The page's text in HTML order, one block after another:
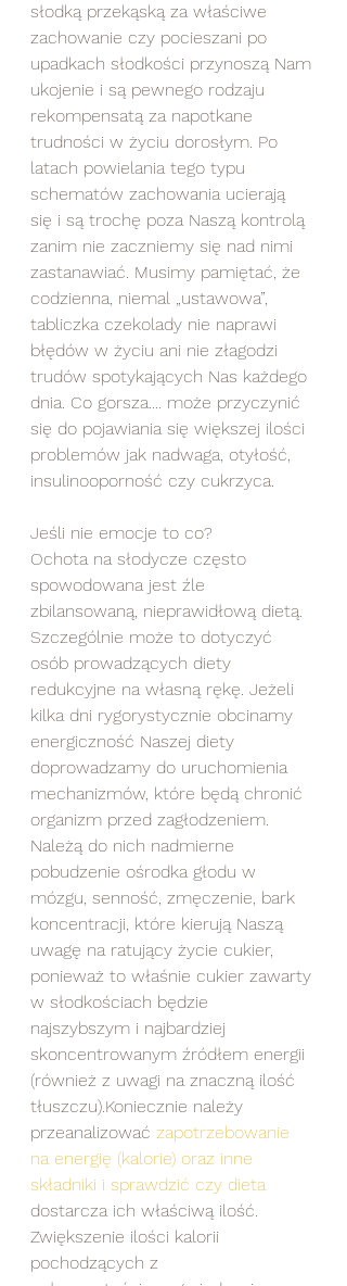
słodką przekąską za właściwe
zachowanie czy pocieszani po
upadkach słodkości przynoszą Nam
ukojenie i są pewnego rodzaju
rekompensatą za napotkane
trudności w życiu dorosłym. Po
latach powielania tego typu
schematów zachowania ucierają
się i są trochę poza Naszą kontrolą
zanim nie zaczniemy się nad nimi
zastanawiać. Musimy pamiętać, że
codzienna, niemal „ustawowa”,
tabliczka czekolady nie naprawi
błędów w życiu ani nie złagodzi
trudów spotykających Nas każdego
dnia. Co gorsza.... może przyczynić
się do pojawiania się większej ilości
problemów jak nadwaga, otyłość,
insulinooporność czy cukrzyca.
Jeśli nie emocje to co?
Ochota na słodycze często
spowodowana jest źle
zbilansowaną, nieprawidłową dietą.
Szczególnie może to dotyczyć
osób prowadzących diety
redukcyjne na własną rękę. Jeżeli
kilka dni rygorystycznie obcinamy
energiczność Naszej diety
doprowadzamy do uruchomienia
mechanizmów, które będą chronić
organizm przed zagłodzeniem.
Należą do nich nadmierne
pobudzenie ośrodka głodu w
mózgu, senność, zmęczenie, bark
koncentracji, które kierują Naszą
uwagę na ratujący życie cukier,
ponieważ to właśnie cukier zawarty
w słodkościach będzie
najszybszym i najbardziej
skoncentrowanym źródłem energii
(również z uwagi na znaczną ilość
tłuszczu).Koniecznie należy
przeanalizować zapotrzebowanie
na energię (kalorie) oraz inne
składniki i sprawdzić czy dieta
dostarcza ich właściwą ilość.
Zwiększenie ilości kalorii
pochodzących z